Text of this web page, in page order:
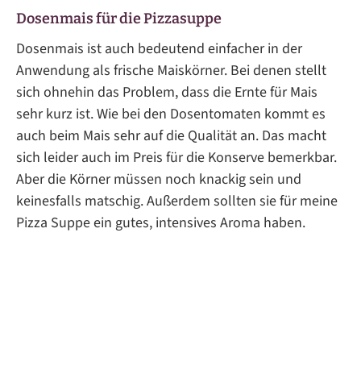
Dosenmais für die Pizzasuppe
Dosenmais ist auch bedeutend einfacher in der
Anwendung als frische Maiskörner. Bei denen stellt
sich ohnehin das Problem, dass die Ernte für Mais
sehr kurz ist. Wie bei den Dosentomaten kommt es
auch beim Mais sehr auf die Qualität an. Das macht
sich leider auch im Preis für die Konserve bemerkbar.
Aber die Körner müssen noch knackig sein und
keinesfalls matschig. Außerdem sollten sie für meine
Pizza Suppe ein gutes, intensives Aroma haben.